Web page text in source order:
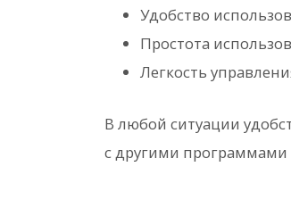
Удобство
Простота
Легкость
В любой ситуации
с другими программами